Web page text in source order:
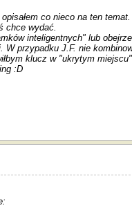
co nieco na ten temat.
chce wydać.
inteligentnych" lub
przypadku J.F. nie
klucz w "ukrytym miejscu".
:D